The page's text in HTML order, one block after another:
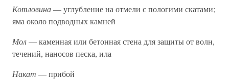
Котловина— углубление на отмели с пологими скатами;
яма около подводных камней
Мол— каменная или бетонная стена для защиты от волн,
течений, наносов песка, ила
Накат — прибой